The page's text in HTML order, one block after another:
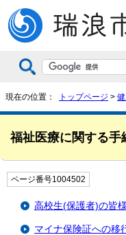
現在の位置： トップページ >
福祉医療に関する手
ページ番号1004502
高校生(保護者)の皆
マイナ保険証への移